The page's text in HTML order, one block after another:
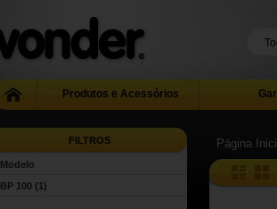
Produtos e Acessórios
FILTROS
Modelo
BP 100 (1)
Página